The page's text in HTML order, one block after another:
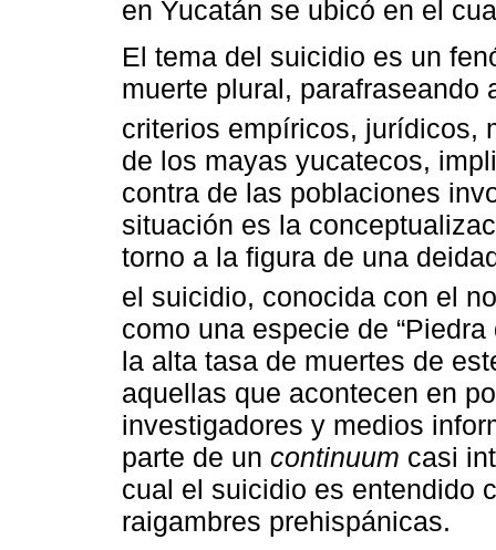
en Yucatán se ubicó en el
El tema del suicidio es un
muerte plural, parafraseando
criterios empíricos, jurídicos,
de los mayas yucatecos,
contra de las poblaciones
situación es la
torno a la figura de una
el suicidio, conocida con el
como una especie de
la alta tasa de muertes de
aquellas que acontecen en
investigadores y medios
parte de un continuum casi
cual el suicidio es entendido
raigambres prehispánicas.